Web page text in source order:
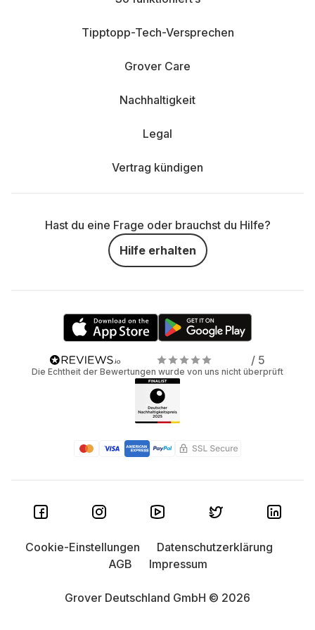
Tipptopp-Tech-Versprechen
Grover Care
Nachhaltigkeit
Legal
Vertrag kündigen
Hast du eine Frage oder brauchst du Hilfe?
Hilfe erhalten
/ 5
Die Echtheit der Bewertungen wurde von uns nicht überprüft
Grover Deutschland GmbH © 2026
Cookie-Einstellungen
Datenschutzerklärung
AGB
Impressum